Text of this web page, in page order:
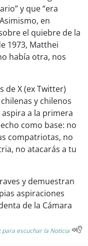
y que “era
en
el quiebre de la
1973, Matthei
había otra, nos
de X (ex Twitter)
y chilenos
a la primera
como base: no
compatriotas, no
no atacarás a tu
y demuestran
aspiraciones
de la Cámara
para escuchar la Noticia